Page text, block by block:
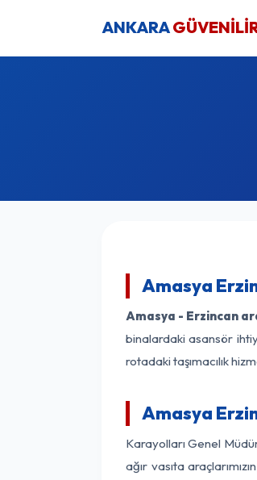
ANKARA
Amasya
Amasya - Erzincan
binalardaki asansör
rotadaki taşımacılık
Amasya
Karayolları Genel
ağır vasıta